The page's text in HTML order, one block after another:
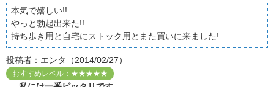
本気で嬉しい!!
やっと勃起出来た!!
持ち歩き用と自宅にストック用とまた買いに来ました!
投稿者：エンタ（2014/02/27）
おすすめレベル：★★★★★